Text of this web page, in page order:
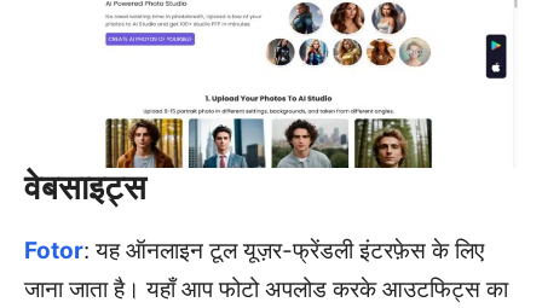
वेबसाइट्स
Fotor: यह ऑनलाइन टूल यूज़र-फ्रेंडली इंटरफ़ेस के लिए
जाना जाता है। यहाँ आप फोटो अपलोड करके आउटफिट्स का